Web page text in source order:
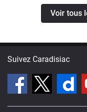
Voir tous
Suivez Caradisiac